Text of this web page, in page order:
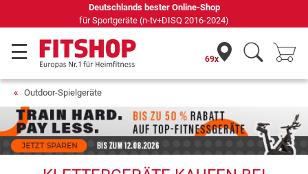
Deutschlands bester Online-Shop
für Sportgeräte (n-tv+DISQ 2016-2024)
69x
Outdoor-Spielgeräte